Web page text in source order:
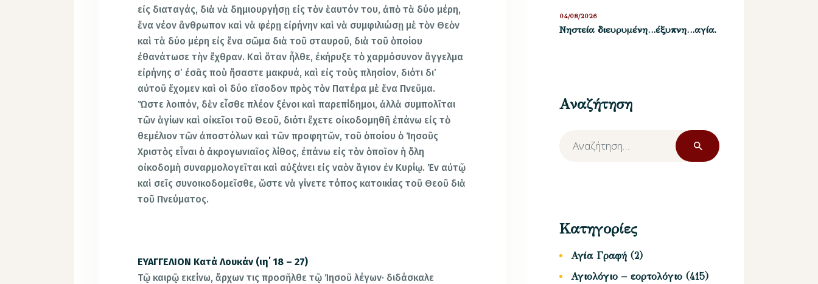
εἰς διαταγάς, διὰ νὰ δημιουργήσῃ εἰς τὸν ἑαυτόν του, ἀπὸ τὰ δύο μέρη,
ἕνα νέον ἄνθρωπον καὶ νὰ φέρῃ εἰρήνην καὶ νὰ συμφιλιώσῃ μὲ τὸν Θεὸν
καὶ τὰ δύο μέρη εἰς ἕνα σῶμα διὰ τοῦ σταυροῦ, διὰ τοῦ ὁποίου
ἐθανάτωσε τὴν ἔχθραν. Καὶ ὅταν ἦλθε, ἐκήρυξε τὸ χαρμόσυνον ἄγγελμα
εἰρήνης σ’ ἐσᾶς ποὺ ἤσαστε μακρυά, καὶ εἰς τοὺς πλησίον, διότι δι’
αὐτοῦ ἔχομεν καὶ οἱ δύο εἴσοδον πρὸς τὸν Πατέρα μὲ ἕνα Πνεῦμα.
Ὥστε λοιπόν, δὲν εἶσθε πλέον ξένοι καὶ παρεπίδημοι, ἀλλὰ συμπολῖται
τῶν ἁγίων καὶ οἰκεῖοι τοῦ Θεοῦ, διότι ἔχετε οἰκοδομηθῆ ἐπάνω εἰς τὸ
θεμέλιον τῶν ἀποστόλων καὶ τῶν προφητῶν, τοῦ ὁποίου ὁ Ἰησοῦς
Χριστὸς εἶναι ὁ ἀκρογωνιαῖος λίθος, ἐπάνω εἰς τὸν ὁποῖον ἡ ὅλη
οἰκοδομὴ συναρμολογεῖται καὶ αὐξάνει εἰς ναὸν ἅγιον ἐν Κυρίῳ. Ἐν αὐτῷ
καὶ σεῖς συνοικοδομεῖσθε, ὥστε νὰ γίνετε τόπος κατοικίας τοῦ Θεοῦ διὰ
τοῦ Πνεύματος.
ΕΥΑΓΓΕΛΙΟΝ Κατά Λουκάν (ιη΄ 18 – 27)
Τῷ καιρῷ εκείνω, ἄρχων τις προσῆλθε τῷ Ἰησοῦ λέγων· διδάσκαλε
Νηστεία διευρυμένη…έξυπνη…αγία.
04/08/2026
Αναζήτηση
Αναζήτηση
για:
Κατηγορίες
Αγία Γραφή (2)
Αγιολόγιο – εορτολόγιο (415)